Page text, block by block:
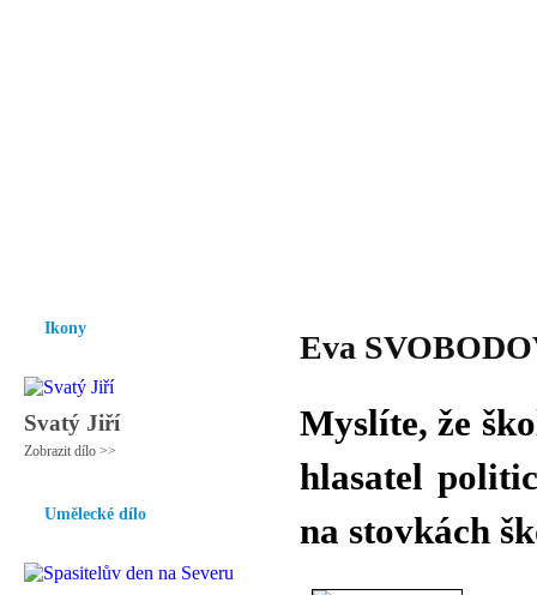
Ikony
Svatý Jiří
Zobrazit dílo >>
Umělecké dílo
Eva
Myslíte, že
hlasatel
na stovkách